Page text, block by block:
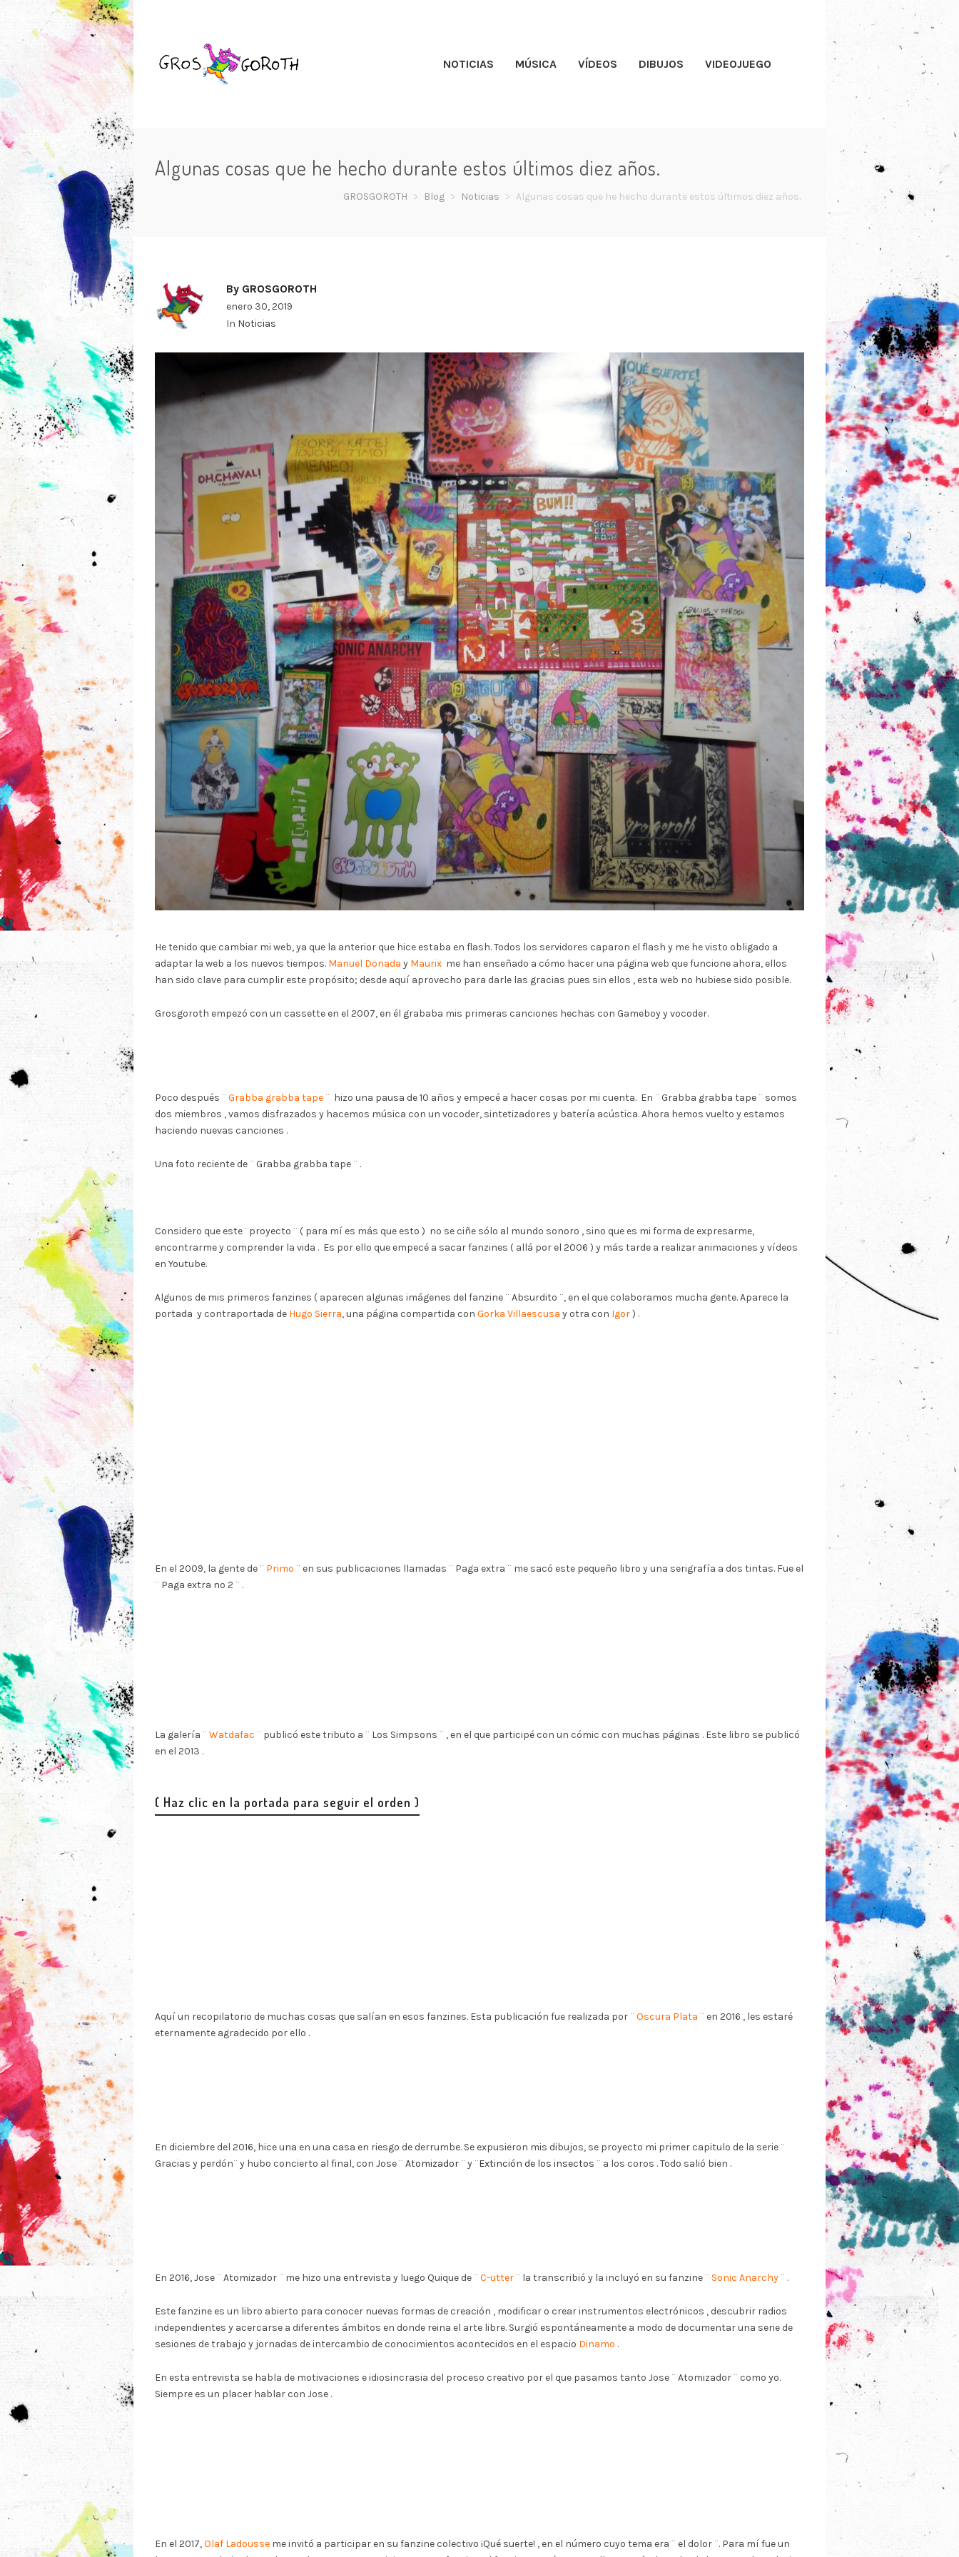
NOTICIAS MÚSICA VÍDEOS DIBUJOS VIDEOJUEGO
Algunas cosas que he hecho durante estos últimos diez años.
GROSGOROTH > Blog > Noticias > Algunas cosas que he hecho durante estos últimos diez años.
By GROSGOROTH
enero 30, 2019
In Noticias
He tenido que cambiar mi web, ya que la anterior que hice estaba en flash. Todos los servidores caparon el flash y me he visto obligado a
adaptar la web a los nuevos tiempos. Manuel Donada y Maurix me han enseñado a cómo hacer una página web que funcione ahora, ellos
han sido clave para cumplir este propósito; desde aquí aprovecho para darle las gracias pues sin ellos , esta web no hubiese sido posible.
Grosgoroth empezó con un cassette en el 2007, en él grababa mis primeras canciones hechas con Gameboy y vocoder.
Poco después ¨ Grabba grabba tape ¨ hizo una pausa de 10 años y empecé a hacer cosas por mi cuenta. En ¨ Grabba grabba tape ¨ somos
dos miembros , vamos disfrazados y hacemos música con un vocoder, sintetizadores y batería acústica. Ahora hemos vuelto y estamos
haciendo nuevas canciones .
Una foto reciente de ¨ Grabba grabba tape ¨ .
Considero que este ¨proyecto ¨ ( para mí es más que esto ) no se ciñe sólo al mundo sonoro , sino que es mi forma de expresarme,
encontrarme y comprender la vida . Es por ello que empecé a sacar fanzines ( allá por el 2006 ) y más tarde a realizar animaciones y vídeos
en Youtube.
Algunos de mis primeros fanzines ( aparecen algunas imágenes del fanzine ¨ Absurdito ¨, en el que colaboramos mucha gente. Aparece la
portada y contraportada de Hugo Sierra, una página compartida con Gorka Villaescusa y otra con Igor) .
En el 2009, la gente de ¨ Primo ¨ en sus publicaciones llamadas ¨ Paga extra ¨ me sacó este pequeño libro y una serigrafía a dos tintas. Fue el
¨ Paga extra nº 2 ¨ .
La galería ¨ Watdafac ¨ publicó este tributo a ¨ Los Simpsons ¨ , en el que participé con un cómic con muchas páginas . Este libro se publicó
en el 2013 .
( Haz clic en la portada para seguir el orden )
Aquí un recopilatorio de muchas cosas que salían en esos fanzines. Esta publicación fue realizada por ¨ Oscura Plata ¨ en 2016 , les estaré
eternamente agradecido por ello .
En diciembre del 2016, hice una en una casa en riesgo de derrumbe. Se expusieron mis dibujos, se proyecto mi primer capitulo de la serie ¨
Gracias y perdón¨ y hubo concierto al final, con Jose ¨ Atomizador ¨ y ¨Extinción de los insectos ¨ a los coros . Todo salió bien .
En 2016, Jose ¨ Atomizador ¨ me hizo una entrevista y luego Quique de ¨ C-utter ¨ la transcribió y la incluyó en su fanzine ¨ Sonic Anarchy ¨ .
Este fanzine es un libro abierto para conocer nuevas formas de creación , modificar o crear instrumentos electrónicos , descubrir radios
independientes y acercarse a diferentes ámbitos en donde reina el arte libre. Surgió espontáneamente a modo de documentar una serie de
sesiones de trabajo y jornadas de intercambio de conocimientos acontecidos en el espacio Dinamo .
En esta entrevista se habla de motivaciones e idiosincrasia del proceso creativo por el que pasamos tanto Jose ¨ Atomizador ¨ como yo.
Siempre es un placer hablar con Jose .
En el 2017,Olaf Ladousse me invitó a participar en su fanzine colectivo ¡Qué suerte! , en el número cuyo tema era ¨ el dolor ¨. Para mí fue un